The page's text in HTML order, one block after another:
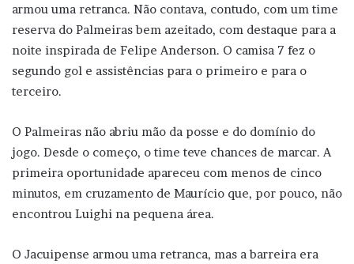
armou uma retranca. Não contava, contudo, com um time
reserva do Palmeiras bem azeitado, com destaque para a
noite inspirada de Felipe Anderson. O camisa 7 fez o
segundo gol e assistências para o primeiro e para o
terceiro.
O Palmeiras não abriu mão da posse e do domínio do
jogo. Desde o começo, o time teve chances de marcar. A
primeira oportunidade apareceu com menos de cinco
minutos, em cruzamento de Maurício que, por pouco, não
encontrou Luighi na pequena área.
O Jacuipense armou uma retranca, mas a barreira era